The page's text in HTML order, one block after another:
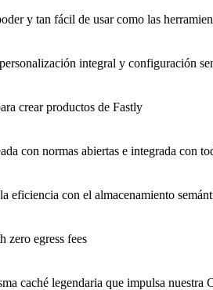
y tan fácil de usar como las
integral y configuración
crear productos de Fastly
con normas abiertas e integrada con
eficiencia con el almacenamiento
zero egress fees
caché legendaria que impulsa nuestra